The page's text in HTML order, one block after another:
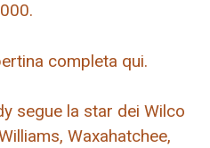
completa qui.
segue la star dei Wilco
Waxahatchee,